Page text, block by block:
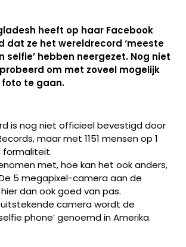
heeft op haar Facebook
dat ze het wereldrecord ‘meeste
selfie’ hebben neergezet. Nog niet
om met zoveel mogelijk
foto te gaan.
is nog niet officieel bevestigd door
maar met 1151 mensen op 1
formaliteit.
met, hoe kan het ook anders,
5 megapixel-camera aan de
dan ook goed van pas.
camera wordt de
phone’ genoemd in Amerika.